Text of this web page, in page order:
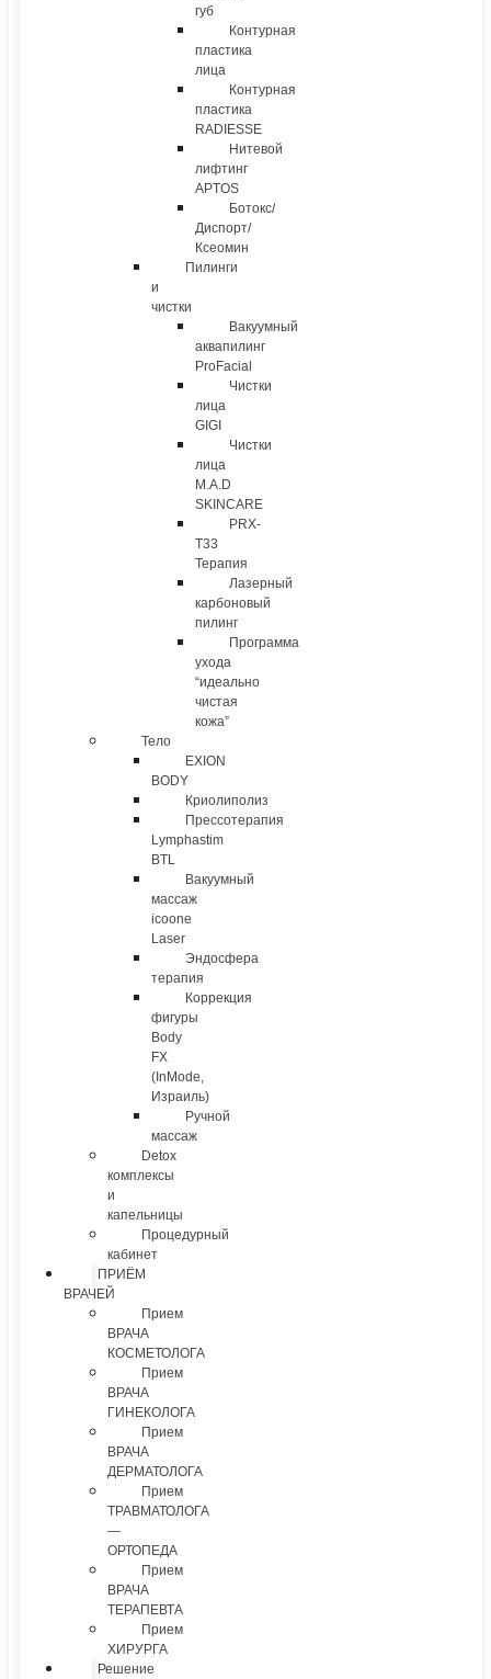
губ
Контурная
пластика
лица
Контурная
пластика
RADIESSE
Нитевой
лифтинг
APTOS
Ботокс/
Диспорт/
Ксеомин
Пилинги
и
чистки
Вакуумный
аквапилинг
ProFacial
Чистки
лица
GIGI
Чистки
лица
M.A.D
SKINCARE
PRX-
T33
Терапия
Лазерный
карбоновый
пилинг
Программа
ухода
“идеально
чистая
кожа”
Тело
EXION
BODY
Криолиполиз
Прессотерапия
Lymphastim
BTL
Вакуумный
массаж
icoone
Laser
Эндосфера
терапия
Коррекция
фигуры
Body
FX
(InMode,
Израиль)
Ручной
массаж
Detox
комплексы
и
капельницы
Процедурный
кабинет
ПРИЁМ
ВРАЧЕЙ
Прием
ВРАЧА
КОСМЕТОЛОГА
Прием
ВРАЧА
ГИНЕКОЛОГА
Прием
ВРАЧА
ДЕРМАТОЛОГА
Прием
ТРАВМАТОЛОГА
—
ОРТОПЕДА
Прием
ВРАЧА
ТЕРАПЕВТА
Прием
ХИРУРГА
Решение